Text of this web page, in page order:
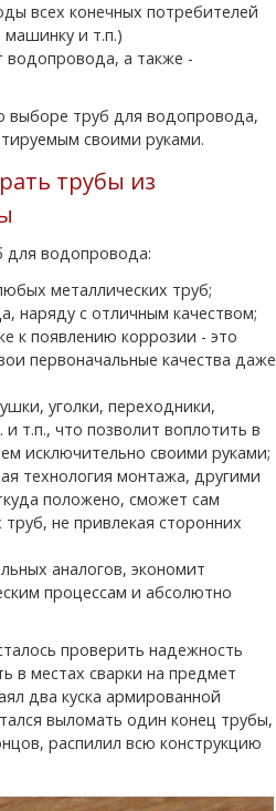
всех конечных потребителей
и т.п.)
водопровода, а также -
своими руками.
трубы из
для водопровода:
металлических труб;
наряду с отличным качеством;
к появлению коррозии - это
первоначальные качества даже
уголки, переходники,
т.п., что позволит воплотить в
исключительно своими руками;
технология монтажа, другими
положено, сможет сам
не привлекая сторонних
аналогов, экономит
процессам и абсолютно
в местах сварки на предмет
два куска армированной
выломать один конец трубы,
распилил всю конструкцию